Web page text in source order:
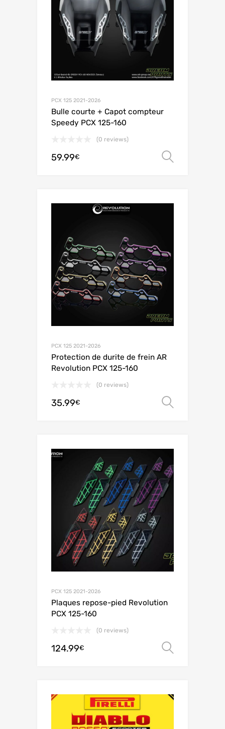
PCX 125 2021-2026
Bulle courte + Capot compteur
Speedy PCX 125-160
(0 reviews)
59.99€
PCX 125 2021-2026
Protection de durite de frein AR
Revolution PCX 125-160
(0 reviews)
35.99€
PCX 125 2021-2026
Plaques repose-pied Revolution
PCX 125-160
(0 reviews)
124.99€